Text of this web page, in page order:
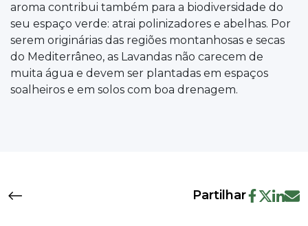
aroma contribui também para a biodiversidade do
seu espaço verde: atrai polinizadores e abelhas. Por
serem originárias das regiões montanhosas e secas
do Mediterrâneo, as Lavandas não carecem de
muita água e devem ser plantadas em espaços
soalheiros e em solos com boa drenagem.
Partilhar